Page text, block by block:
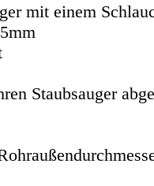
mit einem
Staubsauger